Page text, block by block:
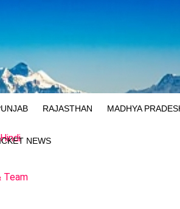
RAJASTHAN MADHYA
NEWS
Team